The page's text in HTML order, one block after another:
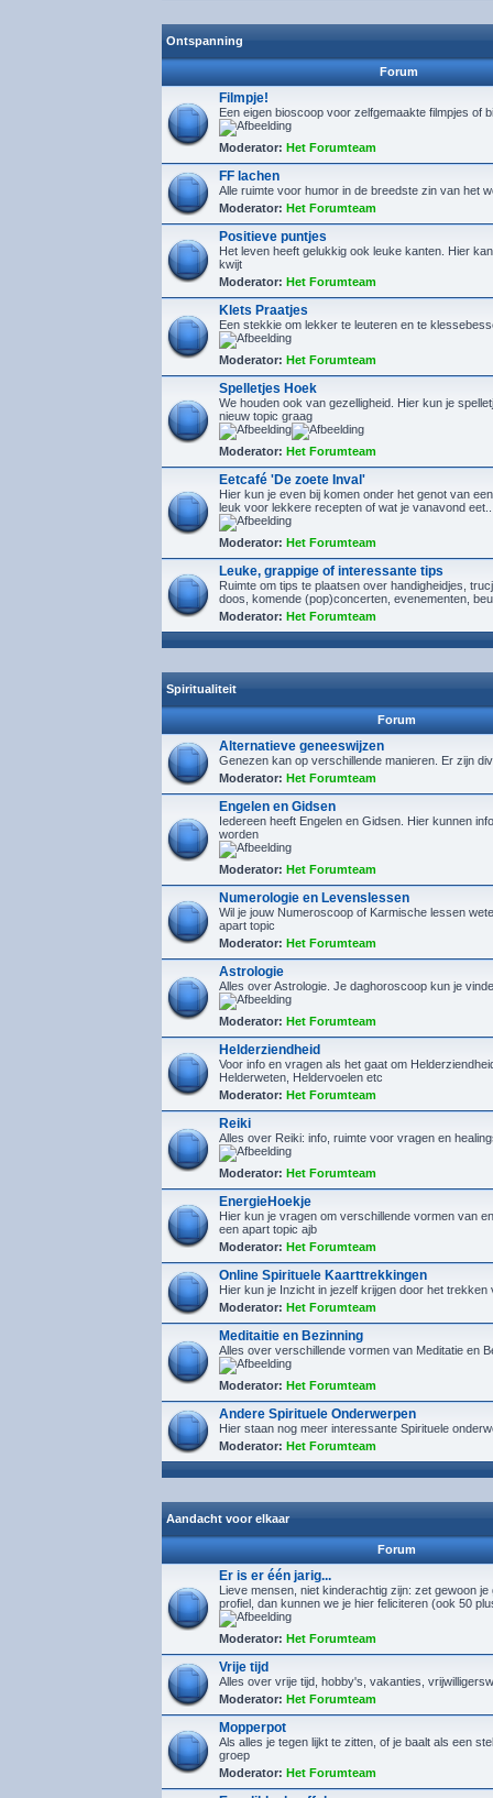
Ontspanning
Forum
Filmpje!
Een eigen bioscoop voor zelfgemaakte filmpjes of
Moderator: Het Forumteam
FF lachen
Alle ruimte voor humor in de breedste zin van het
Moderator: Het Forumteam
Positieve puntjes
Het leven heeft gelukkig ook leuke kanten. Hier
kwijt
Moderator: Het Forumteam
Klets Praatjes
Een stekkie om lekker te leuteren en te
Moderator: Het Forumteam
Spelletjes Hoek
We houden ook van gezelligheid. Hier kun je
nieuw topic graag
Moderator: Het Forumteam
Eetcafé 'De zoete Inval'
Hier kun je even bij komen onder het genot van
leuk voor lekkere recepten of wat je vanavond
Moderator: Het Forumteam
Leuke, grappige of interessante tips
Ruimte om tips te plaatsen over handigheidjes,
doos, komende (pop)concerten, evenementen,
Moderator: Het Forumteam
Spiritualiteit
Forum
Alternatieve geneeswijzen
Genezen kan op verschillende manieren. Er zijn
Moderator: Het Forumteam
Engelen en Gidsen
Iedereen heeft Engelen en Gidsen. Hier kunnen
worden
Moderator: Het Forumteam
Numerologie en Levenslessen
Wil je jouw Numeroscoop of Karmische lessen
apart topic
Moderator: Het Forumteam
Astrologie
Alles over Astrologie. Je daghoroscoop kun je
Moderator: Het Forumteam
Helderziendheid
Voor info en vragen als het gaat om
Helderweten, Heldervoelen etc
Moderator: Het Forumteam
Reiki
Alles over Reiki: info, ruimte voor vragen en
Moderator: Het Forumteam
EnergieHoekje
Hier kun je vragen om verschillende vormen van
een apart topic ajb
Moderator: Het Forumteam
Online Spirituele Kaarttrekkingen
Hier kun je Inzicht in jezelf krijgen door het trekken
Moderator: Het Forumteam
Meditaitie en Bezinning
Alles over verschillende vormen van Meditatie en
Moderator: Het Forumteam
Andere Spirituele Onderwerpen
Hier staan nog meer interessante Spirituele
Moderator: Het Forumteam
Aandacht voor elkaar
Forum
Er is er één jarig...
Lieve mensen, niet kinderachtig zijn: zet gewoon je
profiel, dan kunnen we je hier feliciteren (ook 50
Moderator: Het Forumteam
Vrije tijd
Alles over vrije tijd, hobby's, vakanties,
Moderator: Het Forumteam
Mopperpot
Als alles je tegen lijkt te zitten, of je baalt als een
groep
Moderator: Het Forumteam